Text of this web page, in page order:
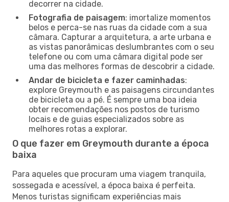
decorrer na cidade.
Fotografia de paisagem: imortalize momentos
belos e perca-se nas ruas da cidade com a sua
câmara. Capturar a arquitetura, a arte urbana e
as vistas panorâmicas deslumbrantes com o seu
telefone ou com uma câmara digital pode ser
uma das melhores formas de descobrir a cidade.
Andar de bicicleta e fazer caminhadas:
explore Greymouth e as paisagens circundantes
de bicicleta ou a pé. É sempre uma boa ideia
obter recomendações nos postos de turismo
locais e de guias especializados sobre as
melhores rotas a explorar.
O que fazer em Greymouth durante a época
baixa
Para aqueles que procuram uma viagem tranquila,
sossegada e acessível, a época baixa é perfeita.
Menos turistas significam experiências mais